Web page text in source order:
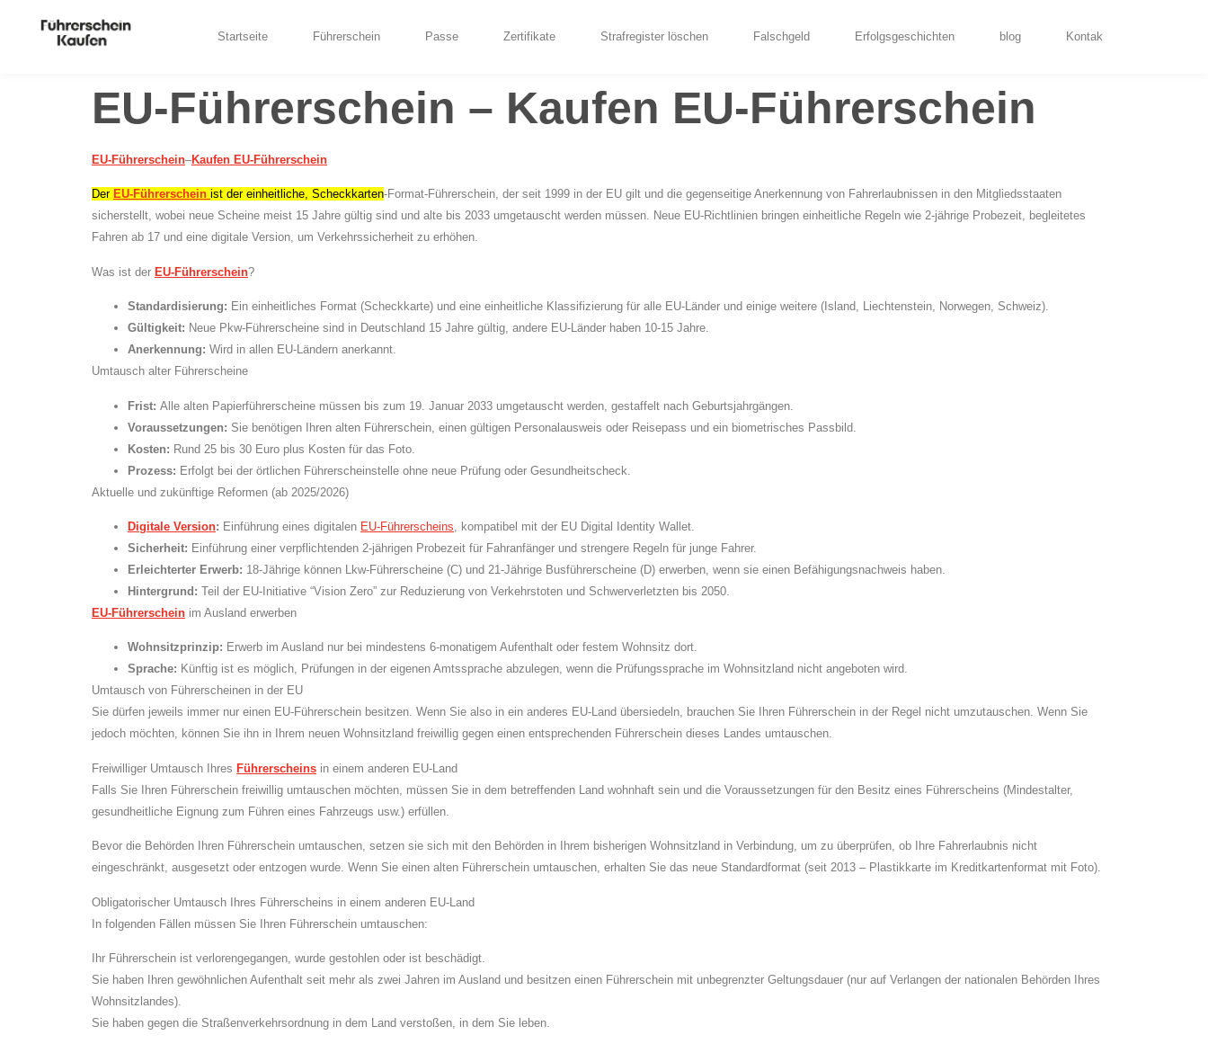
Startseite Führerschein Passe Zertifikate Strafregister löschen Falschgeld Erfolgsgeschichten blog Kontak
EU-Führerschein – Kaufen EU-Führerschein
EU-Führerschein–Kaufen EU-Führerschein
Der EU-Führerschein ist der einheitliche, Scheckkarten-Format-Führerschein, der seit 1999 in der EU gilt und die gegenseitige Anerkennung von Fahrerlaubnissen in den Mitgliedsstaaten
sicherstellt, wobei neue Scheine meist 15 Jahre gültig sind und alte bis 2033 umgetauscht werden müssen. Neue EU-Richtlinien bringen einheitliche Regeln wie 2-jährige Probezeit, begleitetes
Fahren ab 17 und eine digitale Version, um Verkehrssicherheit zu erhöhen.
Was ist der EU-Führerschein?
Standardisierung: Ein einheitliches Format (Scheckkarte) und eine einheitliche Klassifizierung für alle EU-Länder und einige weitere (Island, Liechtenstein, Norwegen, Schweiz).
Gültigkeit: Neue Pkw-Führerscheine sind in Deutschland 15 Jahre gültig, andere EU-Länder haben 10-15 Jahre.
Anerkennung: Wird in allen EU-Ländern anerkannt.
Umtausch alter Führerscheine
Frist: Alle alten Papierführerscheine müssen bis zum 19. Januar 2033 umgetauscht werden, gestaffelt nach Geburtsjahrgängen.
Voraussetzungen: Sie benötigen Ihren alten Führerschein, einen gültigen Personalausweis oder Reisepass und ein biometrisches Passbild.
Kosten: Rund 25 bis 30 Euro plus Kosten für das Foto.
Prozess: Erfolgt bei der örtlichen Führerscheinstelle ohne neue Prüfung oder Gesundheitscheck.
Aktuelle und zukünftige Reformen (ab 2025/2026)
Digitale Version: Einführung eines digitalen EU-Führerscheins , kompatibel mit der EU Digital Identity Wallet.
Sicherheit: Einführung einer verpflichtenden 2-jährigen Probezeit für Fahranfänger und strengere Regeln für junge Fahrer.
Erleichterter Erwerb: 18-Jährige können Lkw-Führerscheine (C) und 21-Jährige Busführerscheine (D) erwerben, wenn sie einen Befähigungsnachweis haben.
Hintergrund: Teil der EU-Initiative “Vision Zero” zur Reduzierung von Verkehrstoten und Schwerverletzten bis 2050.
EU-Führerschein im Ausland erwerben
Wohnsitzprinzip: Erwerb im Ausland nur bei mindestens 6-monatigem Aufenthalt oder festem Wohnsitz dort.
Sprache: Künftig ist es möglich, Prüfungen in der eigenen Amtssprache abzulegen, wenn die Prüfungssprache im Wohnsitzland nicht angeboten wird.
Umtausch von Führerscheinen in der EU
Sie dürfen jeweils immer nur einen EU-Führerschein besitzen. Wenn Sie also in ein anderes EU-Land übersiedeln, brauchen Sie Ihren Führerschein in der Regel nicht umzutauschen. Wenn Sie
jedoch möchten, können Sie ihn in Ihrem neuen Wohnsitzland freiwillig gegen einen entsprechenden Führerschein dieses Landes umtauschen.
Freiwilliger Umtausch Ihres Führerscheins in einem anderen EU-Land
Falls Sie Ihren Führerschein freiwillig umtauschen möchten, müssen Sie in dem betreffenden Land wohnhaft sein und die Voraussetzungen für den Besitz eines Führerscheins (Mindestalter,
gesundheitliche Eignung zum Führen eines Fahrzeugs usw.) erfüllen.
Bevor die Behörden Ihren Führerschein umtauschen, setzen sie sich mit den Behörden in Ihrem bisherigen Wohnsitzland in Verbindung, um zu überprüfen, ob Ihre Fahrerlaubnis nicht
eingeschränkt, ausgesetzt oder entzogen wurde. Wenn Sie einen alten Führerschein umtauschen, erhalten Sie das neue Standardformat (seit 2013 – Plastikkarte im Kreditkartenformat mit Foto).
Obligatorischer Umtausch Ihres Führerscheins in einem anderen EU-Land
In folgenden Fällen müssen Sie Ihren Führerschein umtauschen:
Ihr Führerschein ist verlorengegangen, wurde gestohlen oder ist beschädigt.
Sie haben Ihren gewöhnlichen Aufenthalt seit mehr als zwei Jahren im Ausland und besitzen einen Führerschein mit unbegrenzter Geltungsdauer (nur auf Verlangen der nationalen Behörden Ihres
Wohnsitzlandes).
Sie haben gegen die Straßenverkehrsordnung in dem Land verstoßen, in dem Sie leben.